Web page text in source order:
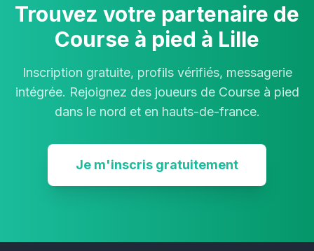
Trouvez votre partenaire de
Course à pied à Lille
Inscription gratuite, profils vérifiés, messagerie
intégrée. Rejoignez des joueurs de Course à pied
dans le nord et en hauts-de-france.
Je m'inscris gratuitement